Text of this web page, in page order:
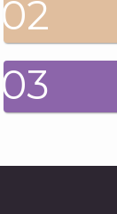
02
03